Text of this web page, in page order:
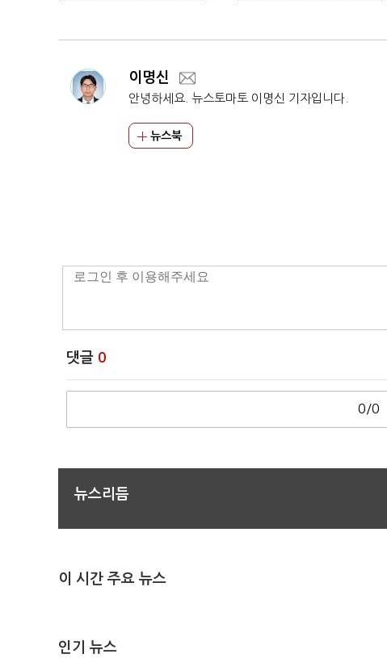
이명신
안녕하세요. 뉴스토마토 이명신 기자입니다.
뉴스북
댓글 0
0/0
뉴스리듬
이 시간 주요 뉴스
인기 뉴스